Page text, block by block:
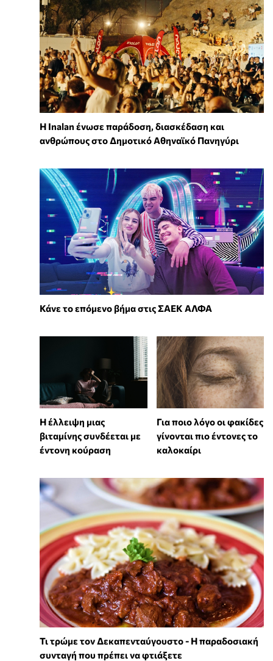
Η Inalan ένωσε παράδοση, διασκέδαση και
ανθρώπους στο Δημοτικό Αθηναϊκό Πανηγύρι
Κάνε το επόμενο βήμα στις ΣΑΕΚ ΑΛΦΑ
⁠Η έλλειψη μιας
βιταμίνης συνδέεται με
έντονη κούραση
Για ποιο λόγο οι φακίδες
γίνονται πιο έντονες το
καλοκαίρι
Τι τρώμε τον Δεκαπενταύγουστο - Η παραδοσιακή
συνταγή που πρέπει να φτιάξετε